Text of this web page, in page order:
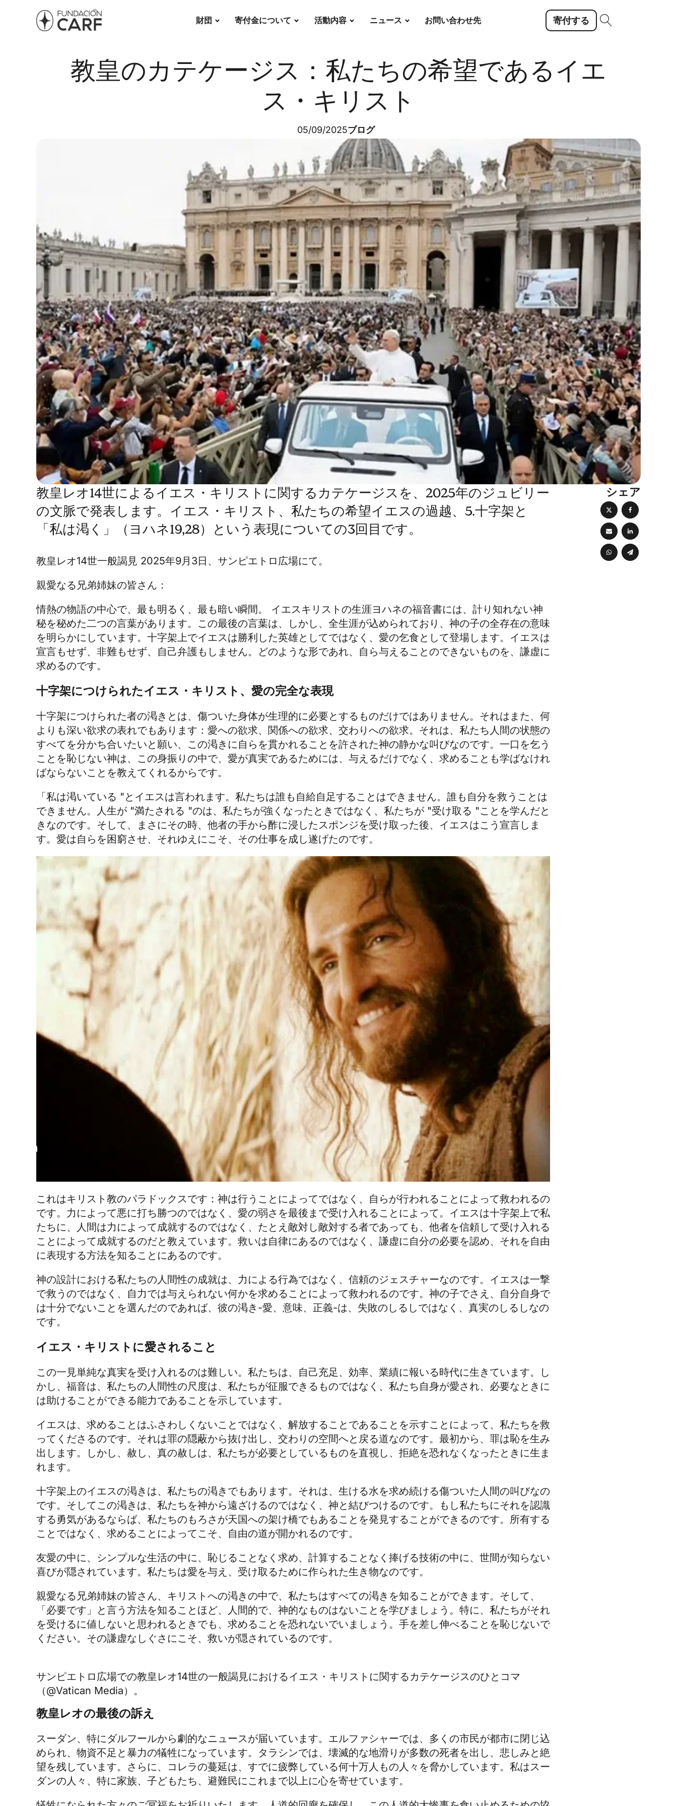
財団 寄付金について 活動内容 ニュース お問い合わせ先 寄付する
教皇のカテケージス：私たちの希望であるイエ
ス・キリスト
05/09/2025ブログ
教皇レオ14世によるイエス・キリストに関するカテケージスを、2025年のジュビリー
の文脈で発表します。イエス・キリスト、私たちの希望イエスの過越、5.十字架と
「私は渇く」（ヨハネ19,28）という表現についての3回目です。
教皇レオ14世一般謁見 2025年9月3日、サンピエトロ広場にて。
親愛なる兄弟姉妹の皆さん：
情熱の物語の中心で、最も明るく、最も暗い瞬間。 イエスキリストの生涯ヨハネの福音書には、計り知れない神
秘を秘めた二つの言葉があります。この最後の言葉は、しかし、全生涯が込められており、神の子の全存在の意味
を明らかにしています。十字架上でイエスは勝利した英雄としてではなく、愛の乞食として登場します。イエスは
宣言もせず、非難もせず、自己弁護もしません。どのような形であれ、自ら与えることのできないものを、謙虚に
求めるのです。
十字架につけられたイエス・キリスト、愛の完全な表現
十字架につけられた者の渇きとは、傷ついた身体が生理的に必要とするものだけではありません。それはまた、何
よりも深い欲求の表れでもあります：愛への欲求、関係への欲求、交わりへの欲求。それは、私たち人間の状態の
すべてを分かち合いたいと願い、この渇きに自らを貫かれることを許された神の静かな叫びなのです。一口を乞う
ことを恥じない神は、この身振りの中で、愛が真実であるためには、与えるだけでなく、求めることも学ばなけれ
ばならないことを教えてくれるからです。
「私は渇いている "とイエスは言われます。私たちは誰も自給自足することはできません。誰も自分を救うことは
できません。人生が "満たされる "のは、私たちが強くなったときではなく、私たちが "受け取る "ことを学んだと
きなのです。そして、まさにその時、他者の手から酢に浸したスポンジを受け取った後、イエスはこう宣言しま
す。愛は自らを困窮させ、それゆえにこそ、その仕事を成し遂げたのです。
これはキリスト教のパラドックスです：神は行うことによってではなく、自らが行われることによって救われるの
です。力によって悪に打ち勝つのではなく、愛の弱さを最後まで受け入れることによって。イエスは十字架上で私
たちに、人間は力によって成就するのではなく、たとえ敵対し敵対する者であっても、他者を信頼して受け入れる
ことによって成就するのだと教えています。救いは自律にあるのではなく、謙虚に自分の必要を認め、それを自由
に表現する方法を知ることにあるのです。
神の設計における私たちの人間性の成就は、力による行為ではなく、信頼のジェスチャーなのです。イエスは一撃
で救うのではなく、自力では与えられない何かを求めることによって救われるのです。神の子でさえ、自分自身で
は十分でないことを選んだのであれば、彼の渇き-愛、意味、正義-は、失敗のしるしではなく、真実のしるしなの
です。
イエス・キリストに愛されること
この一見単純な真実を受け入れるのは難しい。私たちは、自己充足、効率、業績に報いる時代に生きています。し
かし、福音は、私たちの人間性の尺度は、私たちが征服できるものではなく、私たち自身が愛され、必要なときに
は助けることができる能力であることを示しています。
イエスは、求めることはふさわしくないことではなく、解放することであることを示すことによって、私たちを救
ってくださるのです。それは罪の隠蔽から抜け出し、交わりの空間へと戻る道なのです。最初から、罪は恥を生み
出します。しかし、赦し、真の赦しは、私たちが必要としているものを直視し、拒絶を恐れなくなったときに生ま
れます。
十字架上のイエスの渇きは、私たちの渇きでもあります。それは、生ける水を求め続ける傷ついた人間の叫びなの
です。そしてこの渇きは、私たちを神から遠ざけるのではなく、神と結びつけるのです。もし私たちにそれを認識
する勇気があるならば、私たちのもろさが天国への架け橋でもあることを発見することができるのです。所有する
ことではなく、求めることによってこそ、自由の道が開かれるのです。
友愛の中に、シンプルな生活の中に、恥じることなく求め、計算することなく捧げる技術の中に、世間が知らない
喜びが隠されています。私たちは愛を与え、受け取るために作られた生き物なのです。
親愛なる兄弟姉妹の皆さん、キリストへの渇きの中で、私たちはすべての渇きを知ることができます。そして、
「必要です」と言う方法を知ることほど、人間的で、神的なものはないことを学びましょう。特に、私たちがそれ
を受けるに値しないと思われるときでも、求めることを恐れないでいましょう。手を差し伸べることを恥じないで
ください。その謙虚なしぐさにこそ、救いが隠されているのです。
サンピエトロ広場での教皇レオ14世の一般謁見におけるイエス・キリストに関するカテケージスのひとコマ
（@Vatican Media）。
教皇レオの最後の訴え
スーダン、特にダルフールから劇的なニュースが届いています。エルファシャーでは、多くの市民が都市に閉じ込
められ、物資不足と暴力の犠牲になっています。タラシンでは、壊滅的な地滑りが多数の死者を出し、悲しみと絶
望を残しています。さらに、コレラの蔓延は、すでに疲弊している何十万人もの人々を脅かしています。私はスー
ダンの人々、特に家族、子どもたち、避難民にこれまで以上に心を寄せています。
シェア